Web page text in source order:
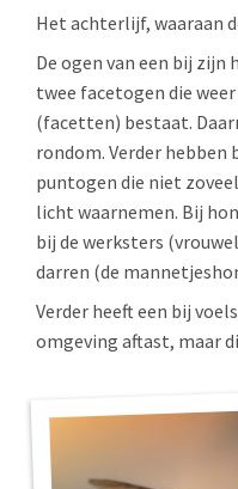
Het achterlijf, waaraan
De ogen van een bij zijn
twee facetogen die
(facetten) bestaat.
rondom. Verder hebben
puntogen die niet
licht waarnemen. Bij
bij de werksters
darren (de
Verder heeft een bij
omgeving aftast, maar